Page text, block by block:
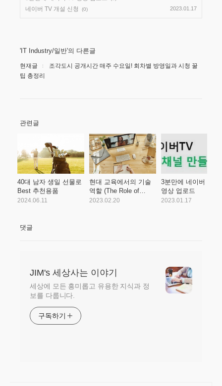
네이버 TV 개설 신청 (0) 2023.01.17
'IT Industry/일반'의 다른글
현재글
조각도시 공개시간 매주 수요일! 회차별 방영일과 시청 꿀
팁 총정리
관련글
40대 남자 생일 선물로
Best 추천용품
2024.06.11
현대 교육에서의 기술
역할 (The Role of
Technology in Modern
2023.02.20
3분만에 네이버 TV
영상 업로드
2023.01.17
댓글
JIM's 세상사는 이야기
세상에 모든 흥미롭고 유용한 지식과 정
보를 다룹니다.
구독하기